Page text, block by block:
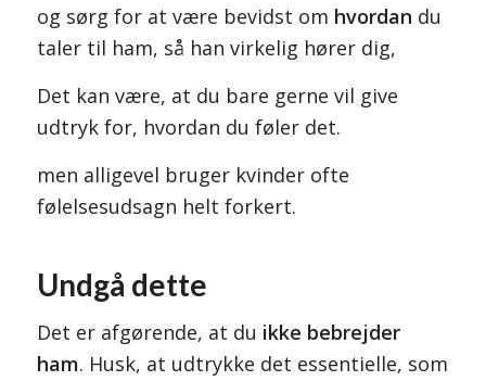
og sørg for at være bevidst om hvordan du
taler til ham, så han virkelig hører dig,
Det kan være, at du bare gerne vil give
udtryk for, hvordan du føler det.
men alligevel bruger kvinder ofte
følelsesudsagn helt forkert.
Undgå dette
Det er afgørende, at du ikke bebrejder
ham. Husk, at udtrykke det essentielle, som